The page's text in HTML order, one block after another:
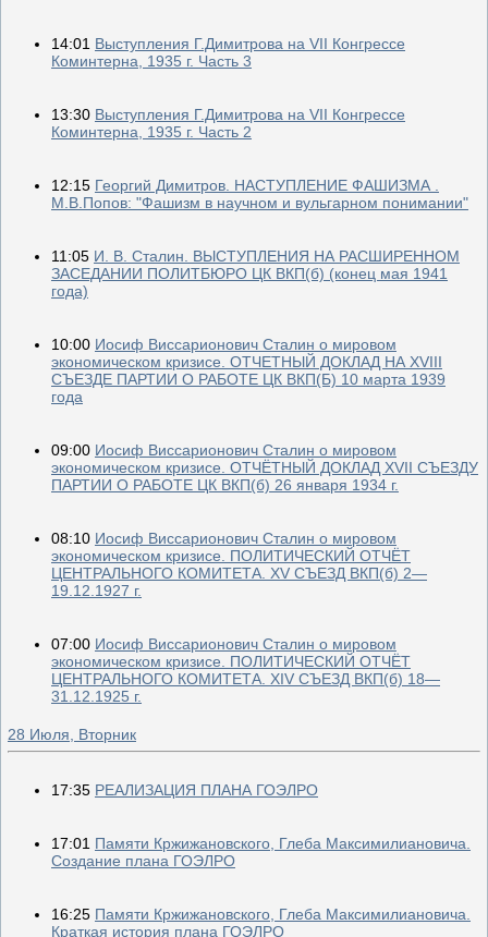
14:01 Выступления Г.Димитрова на VII Конгрессе
Коминтерна, 1935 г. Часть 3
13:30 Выступления Г.Димитрова на VII Конгрессе
Коминтерна, 1935 г. Часть 2
12:15 Георгий Димитров. НАСТУПЛЕНИЕ ФАШИЗМА .
М.В.Попов: "Фашизм в научном и вульгарном понимании"
11:05 И. В. Сталин. ВЫСТУПЛЕНИЯ НА РАСШИРЕННОМ
ЗАСЕДАНИИ ПОЛИТБЮРО ЦК ВКП(б) (конец мая 1941
года)
10:00 Иосиф Виссарионович Сталин о мировом
экономическом кризисе. ОТЧЕТНЫЙ ДОКЛАД НА XVIII
СЪЕЗДЕ ПАРТИИ О РАБОТЕ ЦК ВКП(Б) 10 марта 1939
года
09:00 Иосиф Виссарионович Сталин о мировом
экономическом кризисе. ОТЧЁТНЫЙ ДОКЛАД ХVII СЪЕЗДУ
ПАРТИИ О РАБОТЕ ЦК ВКП(б) 26 января 1934 г.
08:10 Иосиф Виссарионович Сталин о мировом
экономическом кризисе. ПОЛИТИЧЕСКИЙ ОТЧЁТ
ЦЕНТРАЛЬНОГО КОМИТЕТА. XV СЪЕЗД ВКП(б) 2—
19.12.1927 г.
07:00 Иосиф Виссарионович Сталин о мировом
экономическом кризисе. ПОЛИТИЧЕСКИЙ ОТЧЁТ
ЦЕНТРАЛЬНОГО КОМИТЕТА. XIV СЪЕЗД ВКП(б) 18—
31.12.1925 г.
28 Июля, Вторник
17:35 РЕАЛИЗАЦИЯ ПЛАНА ГОЭЛРО
17:01 Памяти Кржижановского, Глеба Максимилиановича.
Создание плана ГОЭЛРО
16:25 Памяти Кржижановского, Глеба Максимилиановича.
Краткая история плана ГОЭЛРО